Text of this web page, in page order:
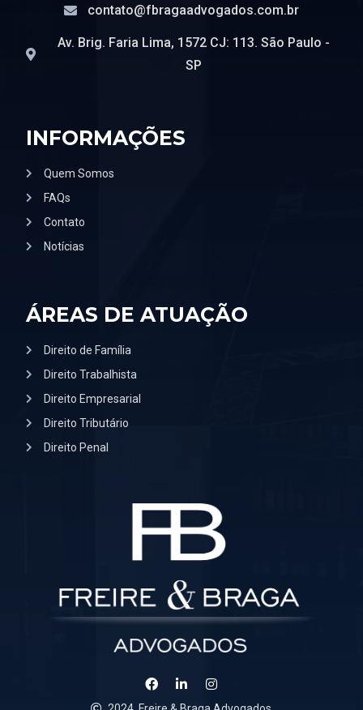
ÁREAS DE ATUAÇÃO
Direito de Família
Direito Trabalhista
Direito Empresarial
Direito Tributário
Direito Penal
INFORMAÇÕES
Quem Somos
FAQs
Contato
Notícias
contato@fbragaadvogados.com.br
Av. Brig. Faria Lima, 1572 CJ: 113. São Paulo -
SP